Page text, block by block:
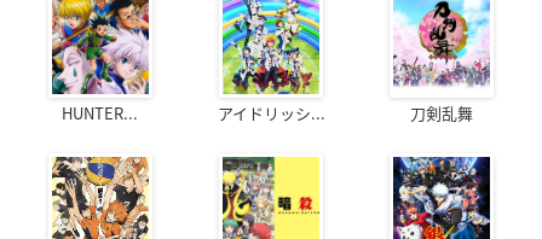
HUNTER... アイドリッシ... 刀剣乱舞